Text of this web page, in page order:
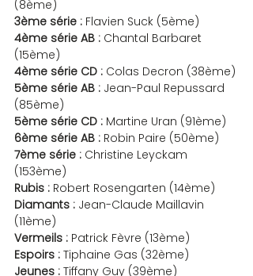
(8ème)
3ème série : Flavien Suck (5ème)
4ème série AB : Chantal Barbaret
(15ème)
4ème série CD : Colas Decron (38ème)
5ème série AB : Jean-Paul Repussard
(85ème)
5ème série CD : Martine Uran (91ème)
6ème série AB : Robin Paire (50ème)
7ème série : Christine Leyckam
(153ème)
Rubis : Robert Rosengarten (14ème)
Diamants : Jean-Claude Maillavin
(11ème)
Vermeils : Patrick Fèvre (13ème)
Espoirs : Tiphaine Gas (32ème)
Jeunes : Tiffany Guy (39ème)